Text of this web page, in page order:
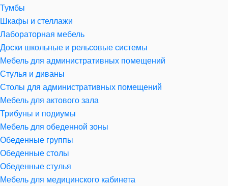
Тумбы
Шкафы и стеллажи
Лабораторная мебель
Доски школьные и рельсовые системы
Мебель для административных помещений
Стулья и диваны
Столы для административных помещений
Мебель для актового зала
Трибуны и подиумы
Мебель для обеденной зоны
Обеденные группы
Обеденные столы
Обеденные стулья
Мебель для медицинского кабинета